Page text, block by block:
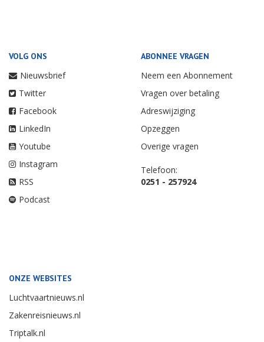
VOLG ONS
Nieuwsbrief
Twitter
Facebook
LinkedIn
Youtube
Instagram
RSS
Podcast
ABONNEE VRAGEN
Neem een Abonnement
Vragen over betaling
Adreswijziging
Opzeggen
Overige vragen
Telefoon:
0251 - 257924
ONZE WEBSITES
Luchtvaartnieuws.nl
Zakenreisnieuws.nl
Triptalk.nl